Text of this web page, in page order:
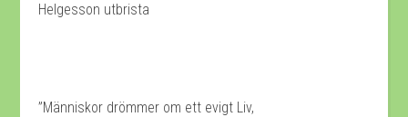
Helgesson utbrista
”Människor drömmer om ett evigt Liv,